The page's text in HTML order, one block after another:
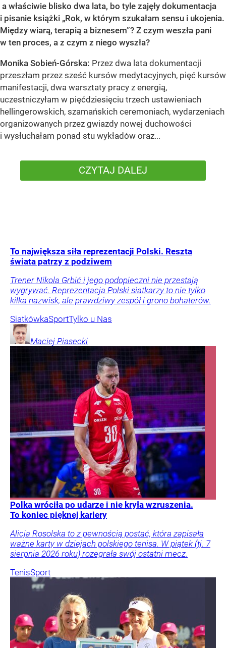
a właściwie blisko dwa lata, bo tyle zajęły dokumentacja
i pisanie książki „Rok, w którym szukałam sensu i ukojenia.
Między wiarą, terapią a biznesem”? Z czym weszła pani
w ten proces, a z czym z niego wyszła?
Monika Sobień-Górska: Przez dwa lata dokumentacji
przeszłam przez sześć kursów medytacyjnych, pięć kursów
manifestacji, dwa warsztaty pracy z energią,
uczestniczyłam w pięćdziesięciu trzech ustawieniach
hellingerowskich, szamańskich ceremoniach, wydarzeniach
organizowanych przez gwiazdy nowej duchowości
i wysłuchałam ponad stu wykładów oraz...
CZYTAJ DALEJ
To największa siła reprezentacji Polski. Reszta
świata patrzy z podziwem
Trener Nikola Grbić i jego podopieczni nie przestają
wygrywać. Reprezentacja Polski siatkarzy to nie tylko
kilka nazwisk, ale prawdziwy zespół i grono bohaterów.
SiatkówkaSportTylko u Nas
Maciej Piasecki
Polka wróciła po udarze i nie kryła wzruszenia.
To koniec pięknej kariery
Alicja Rosolska to z pewnością postać, która zapisała
ważne karty w dziejach polskiego tenisa. W piątek (tj. 7
sierpnia 2026 roku) rozegrała swój ostatni mecz.
TenisSport